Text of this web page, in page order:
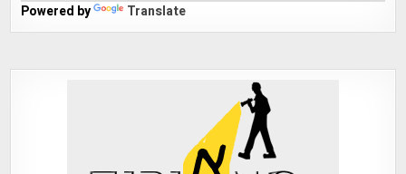
Powered by Translate